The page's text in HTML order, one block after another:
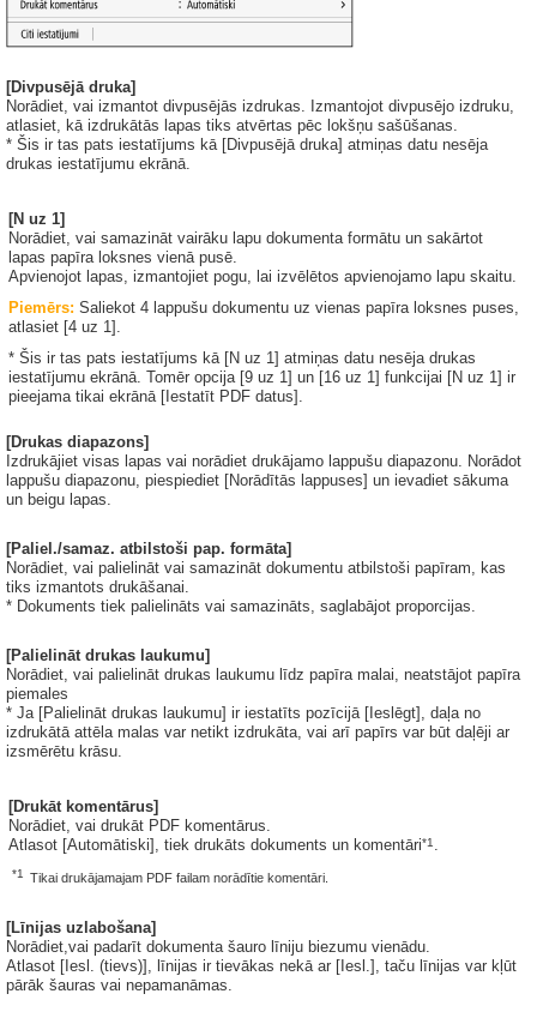
[Divpusējā druka]
Norādiet, vai izmantot divpusējās izdrukas. Izmantojot divpusējo izdruku,
atlasiet, kā izdrukātās lapas tiks atvērtas pēc lokšņu sašūšanas.
* Šis ir tas pats iestatījums kā [Divpusējā druka] atmiņas datu nesēja
drukas iestatījumu ekrānā.
[N uz 1]
Norādiet, vai samazināt vairāku lapu dokumenta formātu un sakārtot
lapas papīra loksnes vienā pusē.
Apvienojot lapas, izmantojiet pogu, lai izvēlētos apvienojamo lapu skaitu.
Piemērs: Saliekot 4 lappušu dokumentu uz vienas papīra loksnes puses,
atlasiet [4 uz 1].
* Šis ir tas pats iestatījums kā [N uz 1] atmiņas datu nesēja drukas
iestatījumu ekrānā. Tomēr opcija [9 uz 1] un [16 uz 1] funkcijai [N uz 1] ir
pieejama tikai ekrānā [Iestatīt PDF datus].
[Drukas diapazons]
Izdrukājiet visas lapas vai norādiet drukājamo lappušu diapazonu. Norādot
lappušu diapazonu, piespiediet [Norādītās lappuses] un ievadiet sākuma
un beigu lapas.
[Paliel./samaz. atbilstoši pap. formāta]
Norādiet, vai palielināt vai samazināt dokumentu atbilstoši papīram, kas
tiks izmantots drukāšanai.
* Dokuments tiek palielināts vai samazināts, saglabājot proporcijas.
[Palielināt drukas laukumu]
Norādiet, vai palielināt drukas laukumu līdz papīra malai, neatstājot papīra
piemales
* Ja [Palielināt drukas laukumu] ir iestatīts pozīcijā [Ieslēgt], daļa no
izdrukātā attēla malas var netikt izdrukāta, vai arī papīrs var būt daļēji ar
izsmērētu krāsu.
[Drukāt komentārus]
Norādiet, vai drukāt PDF komentārus.
Atlasot [Automātiski], tiek drukāts dokuments un komentāri*1 .
*1 Tikai drukājamajam PDF failam norādītie komentāri.
[Līnijas uzlabošana]
Norādiet,vai padarīt dokumenta šauro līniju biezumu vienādu.
Atlasot [Iesl. (tievs)], līnijas ir tievākas nekā ar [Iesl.], taču līnijas var kļūt
pārāk šauras vai nepamanāmas.